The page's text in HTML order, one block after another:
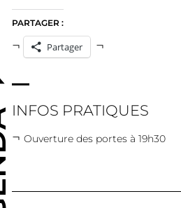
PARTAGER :
Partager
INFOS PRATIQUES
Ouverture des portes à 19h30